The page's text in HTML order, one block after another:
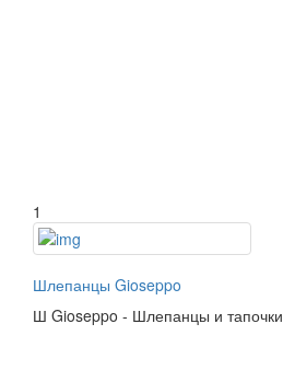
1
Шлепанцы Gioseppo
Ш Gioseppo - Шлепанцы и тапочки